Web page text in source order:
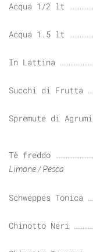
Acqua 1/2 lt
Acqua 1.5 lt
In Lattina
Succhi di Frutta
Spremute di Agrumi
Tè freddo
Limone / Pesca
Schweppes Tonica
Chinotto Neri